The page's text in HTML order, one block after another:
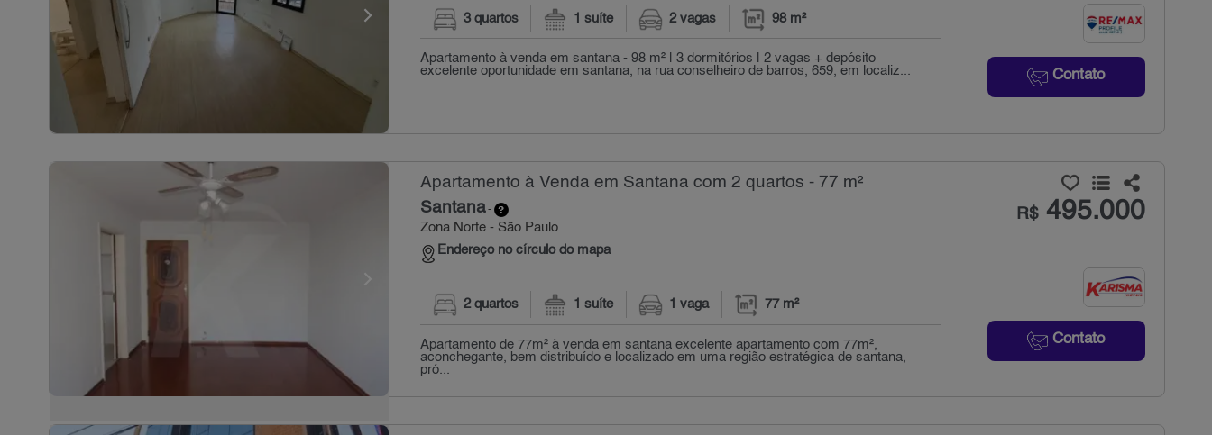
Contato
3 quartos 1 suíte 2 vagas 98 m²
Apartamento à venda em santana - 98 m² | 3 dormitórios | 2 vagas + depósito
excelente oportunidade em santana, na rua conselheiro de barros, 659, em localiz...
Apartamento à Venda em Santana com 2 quartos - 77 m²
Santana-
Zona Norte - São Paulo
Endereço no círculo do mapa
R$495.000
Contato
2 quartos 1 suíte 1 vaga 77 m²
Apartamento de 77m² à venda em santana excelente apartamento com 77m²,
aconchegante, bem distribuído e localizado em uma região estratégica de santana,
pró...